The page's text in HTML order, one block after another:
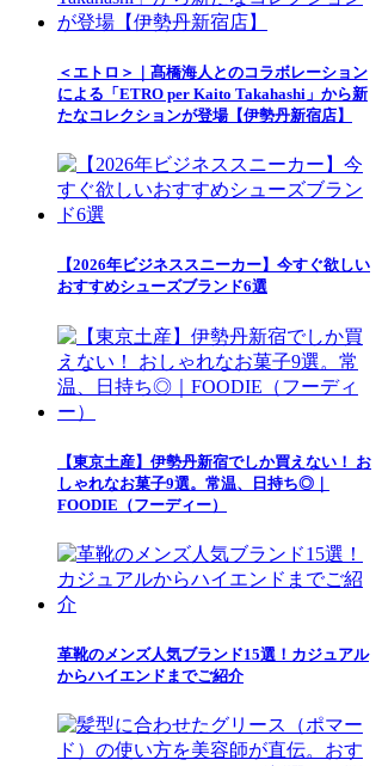
＜エトロ＞｜髙橋海人とのコラボレーション
による「ETRO per Kaito Takahashi」から新
たなコレクションが登場【伊勢丹新宿店】
【2026年ビジネススニーカー】今すぐ欲しい
おすすめシューズブランド6選
【東京土産】伊勢丹新宿でしか買えない！ お
しゃれなお菓子9選。常温、日持ち◎｜
FOODIE（フーディー）
革靴のメンズ人気ブランド15選！カジュアル
からハイエンドまでご紹介